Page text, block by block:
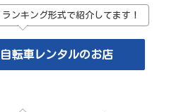
ンキング形式で紹介してます！
転車レンタルのお店